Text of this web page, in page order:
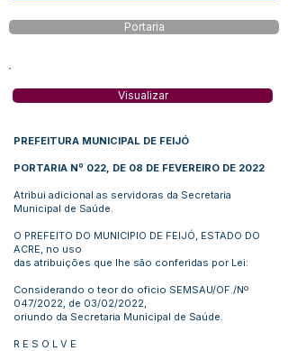
Portaria
Visualizar
PREFEITURA MUNICIPAL DE FEIJÓ
PORTARIA Nº 022, DE 08 DE FEVEREIRO DE 2022
Atribui adicional as servidoras da Secretaria
Municipal de Saúde.
O PREFEITO DO MUNICIPIO DE FEIJÓ, ESTADO DO
ACRE, no uso
das atribuições que lhe são conferidas por Lei:
Considerando o teor do oficio SEMSAU/OF./Nº
047/2022, de 03/02/2022,
oriundo da Secretaria Municipal de Saúde.
R E S O L V E